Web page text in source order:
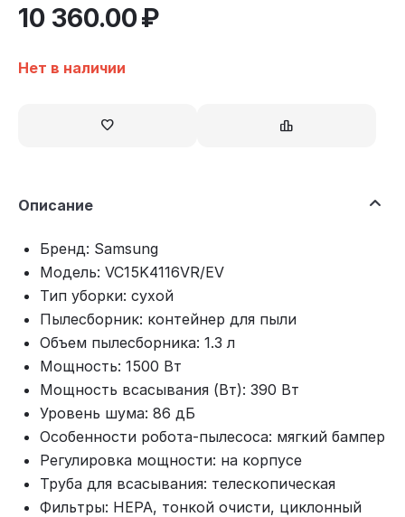
10 360.00₽
Нет в наличии
Описание
Бренд: Samsung
Модель: VC15K4116VR/EV
Тип уборки: сухой
Пылесборник: контейнер для пыли
Объем пылесборника: 1.3 л
Мощность: 1500 Вт
Мощность всасывания (Вт): 390 Вт
Уровень шума: 86 дБ
Особенности робота-пылесоса: мягкий бампер
Регулировка мощности: на корпусе
Труба для всасывания: телескопическая
Фильтры: HEPA, тонкой очисти, циклонный